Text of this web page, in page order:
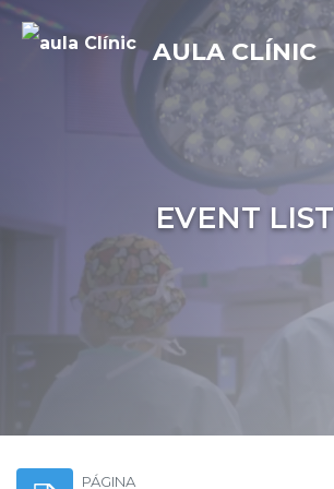
AULA CLÍNIC
EVENT LIST
PÁGINA